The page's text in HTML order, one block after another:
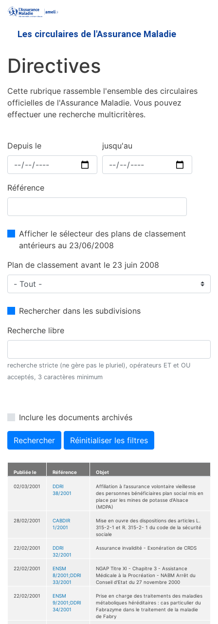
contenu
Les circulaires de l'Assurance Maladie
Directives
Cette rubrique rassemble l'ensemble des circulaires
officielles de l'Assurance Maladie. Vous pouvez
effectuer une recherche multicritères.
Depuis le jusqu'au
Référence
Afficher le sélecteur des plans de classement
antérieurs au 23/06/2008
Plan de classement avant le 23 juin 2008
Rechercher dans les subdivisions
Recherche libre
recherche stricte (ne gère pas le pluriel), opérateurs ET et OU
acceptés, 3 caractères minimum
Inclure les documents archivés
Rechercher Réinitialiser les filtres
Publiée le Référence Objet
02/03/2001
DDRI
38/2001
Affiliation à l'assurance volontaire vieillesse
des personnes bénéficiaires plan social mis en
place par les mines de potasse d'Alsace
(MDPA)
28/02/2001
CABDIR
1/2001
Mise en ouvre des dispositions des articles L.
315-2-1 et R. 315-2- 1 du code de la sécurité
sociale
22/02/2001
DDRI
32/2001
Assurance invalidité - Exonération de CRDS
22/02/2001
ENSM
8/2001;DDRI
33/2001
NGAP Titre XI - Chapitre 3 - Assistance
Médicale à la Procréation - NABM Arrêt du
Conseil d'Etat du 27 novembre 2000
22/02/2001
ENSM
9/2001;DDRI
34/2001
Prise en charge des traitements des maladies
métaboliques héréditaires : cas particulier du
Fabrazyme dans le traitement de la maladie
de Fabry